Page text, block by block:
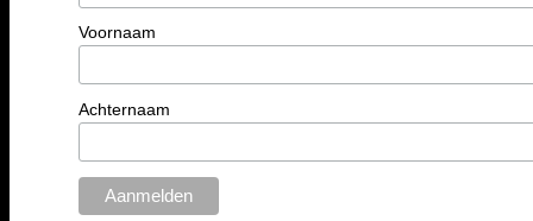
Voornaam
Achternaam